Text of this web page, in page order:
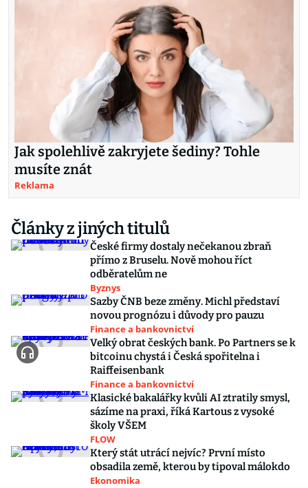
Jak spolehlivě zakryjete šediny? Tohle
musíte znát
Reklama
Články z jiných titulů
České firmy dostaly nečekanou zbraň
přímo z Bruselu. Nově mohou říct
odběratelům ne
Byznys
Sazby ČNB beze změny. Michl představí
novou prognózu i důvody pro pauzu
Finance a bankovnictví
Velký obrat českých bank. Po Partners se k
bitcoinu chystá i Česká spořitelna i
Raiffeisenbank
Finance a bankovnictví
Klasické bakalářky kvůli AI ztratily smysl,
sázíme na praxi, říká Kartous z vysoké
školy VŠEM
FLOW
Který stát utrácí nejvíc? První místo
obsadila země, kterou by tipoval málokdo
Ekonomika